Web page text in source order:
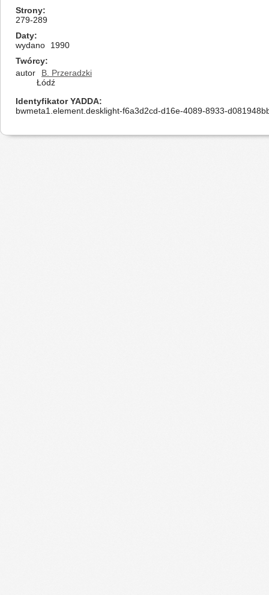
Strony
279-289
Daty
wydano
1990
Twórcy
autor
B. Przeradzki
Łódź
Identyfikator YADDA
bwmeta1.element.desklight-f6a3d2cd-d16e-4089-8933-